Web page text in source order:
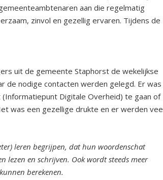
aan die regelmatig
zinvol en gezellig ervaren. Tijdens de
uit de gemeente Staphorst de wekelijkse
de nodige contacten werden gelegd. Er was
Digitale Overheid) te gaan of
was een gezellige drukte en er werden
leren begrijpen, dat hun woordenschat
lezen en schrijven. Ook wordt steeds meer
berekenen.